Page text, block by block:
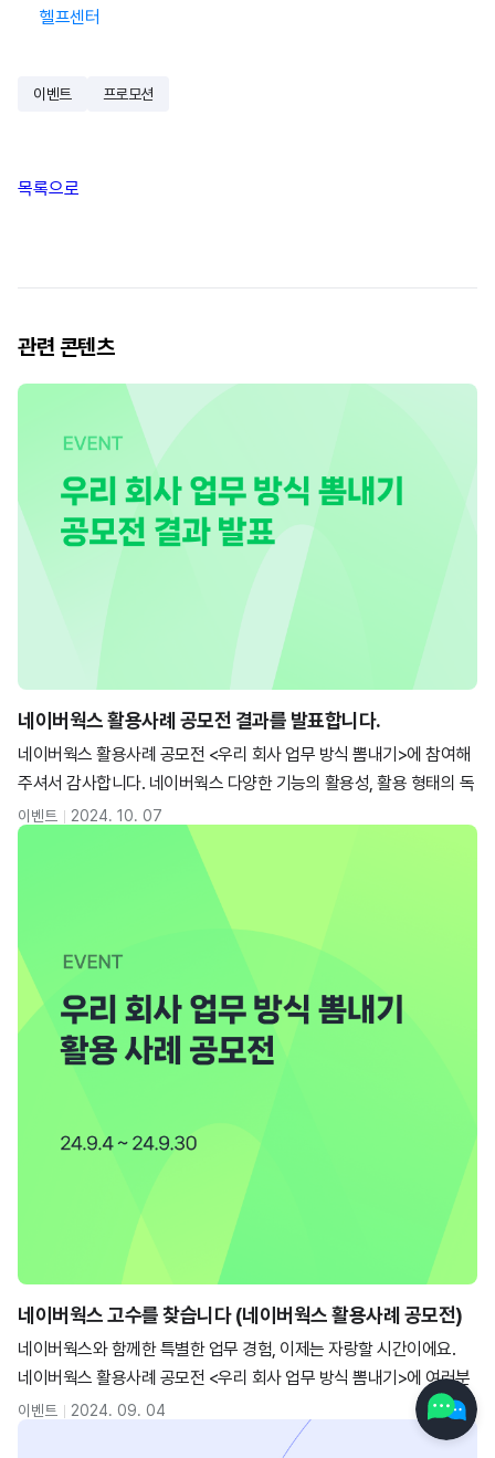
헬프센터
이벤트 프로모션
목록으로
관련 콘텐츠
네이버웍스 활용사례 공모전 결과를 발표합니다.
네이버웍스 활용사례 공모전 <우리 회사 업무 방식 뽐내기>에 참여해
주셔서 감사합니다. 네이버웍스 다양한 기능의 활용성, 활용 형태의 독
창성, 내용의 구체성과 완성도를 평가하여 선정한 우수 사례는 총 8개
이벤트 2024. 10. 07
네이버웍스 고수를 찾습니다 (네이버웍스 활용사례 공모전)
네이버웍스와 함께한 특별한 업무 경험, 이제는 자랑할 시간이에요.
네이버웍스 활용사례 공모전 <우리 회사 업무 방식 뽐내기>에 여러분
을 초대합니다! 업무 효율을 높인 특별한 기능, 팀워크를 향상시킨 꿀
팁 등 네이버웍스와 함께한 에피소드를 공유해주세요. 흥미로운 이야
이벤트 2024. 09. 04